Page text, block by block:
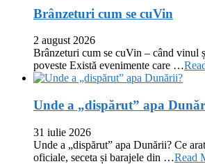
Brânzeturi cum se cuVin
2 august 2026
Brânzeturi cum se cuVin – când vinul
poveste Există evenimente care …
Unde a „dispărut” apa
31 iulie 2026
Unde a „dispărut” apa Dunării? Ce
oficiale, seceta și barajele din …Read